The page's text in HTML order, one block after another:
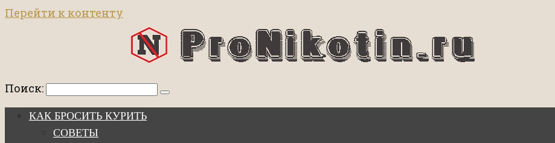
Перейти к контенту
Поиск:
КАК БРОСИТЬ КУРИТЬ
СОВЕТЫ